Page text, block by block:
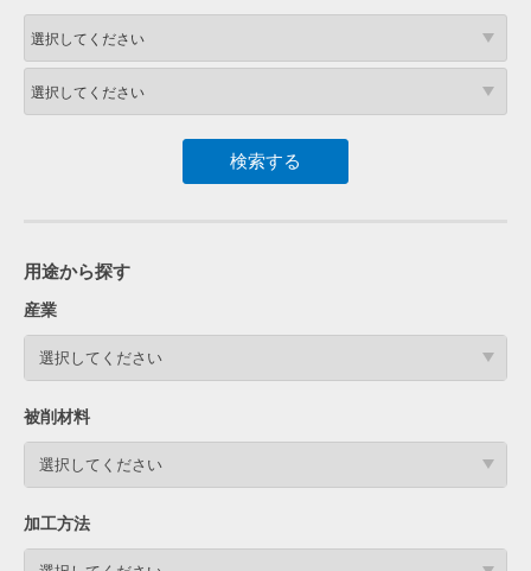
用途から探す
産業
選択してください
被削材料
選択してください
加工方法